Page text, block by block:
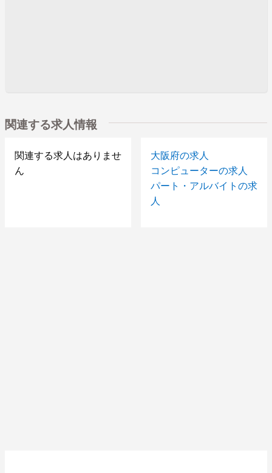
関連する求人情報
関連する求人はありませ
ん
大阪府の求人
コンピューターの求人
パート・アルバイトの求
人